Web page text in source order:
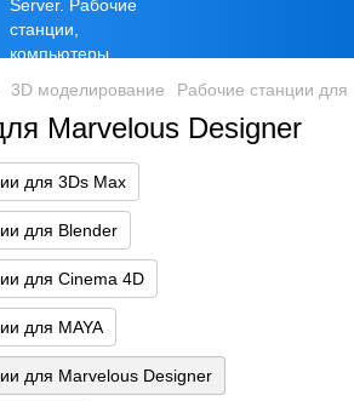
3D моделирование Рабочие станции
Marvelous Designer
для 3Ds Max
для Blender
для Cinema 4D
для MAYA
для Marvelous Designer